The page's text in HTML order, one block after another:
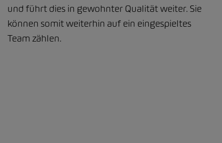
und führt dies in gewohnter Qualität weiter. Sie
können somit weiterhin auf ein eingespieltes
Team zählen.